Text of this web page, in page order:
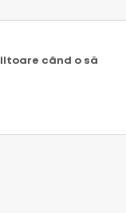
când o să